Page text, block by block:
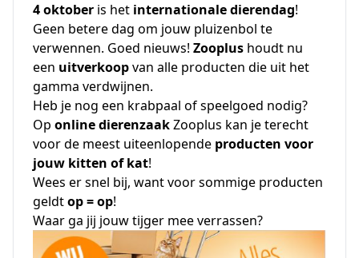
4 oktober is het internationale dierendag!
Geen betere dag om jouw pluizenbol te
verwennen. Goed nieuws! Zooplus houdt nu
een uitverkoopvan alle producten die uit het
gamma verdwijnen.
Heb je nog een krabpaal of speelgoed nodig?
Op online dierenzaakZooplus kan je terecht
voor de meest uiteenlopende producten voor
jouw kitten of kat!
Wees er snel bij, want voor sommige producten
geldtop = op!
Waar ga jij jouw tijger mee verrassen?